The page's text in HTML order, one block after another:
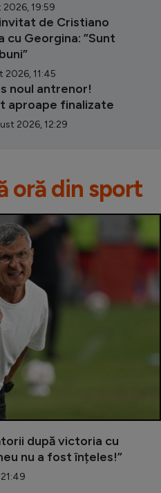
19:59
de Cristiano
cu Georgina: ”Sunt
2026, 11:45
noul antrenor!
aproape finalizate
2026, 12:29
oră din sport
după victoria cu
nu a fost înțeles!”